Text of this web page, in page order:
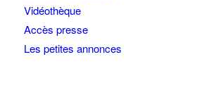
Vidéothèque
Accès presse
Les petites annonces